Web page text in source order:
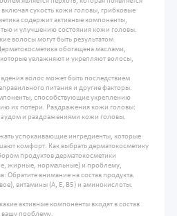
сухость кожи головы, грибковые
содержит активные компоненты,
и улучшению состояния кожи головы.
волосы могут быть результатом
обогащена маслами,
увлажняют и укрепляют волосы,
волос может быть последствием
питания и другие факторы.
способствующие укреплению
их потери. Раздражения кожи головы:
зудом и раздражениями кожи головы.
успокаивающие ингредиенты, которые
комфорт. Как выбрать дерматокосметику
продуктов дерматокосметики
жирные, нормальные) и проблему,
Обратите внимание на состав продукта.
витамины (A, E, B5) и аминокислоты.
активные компоненты входят в состав